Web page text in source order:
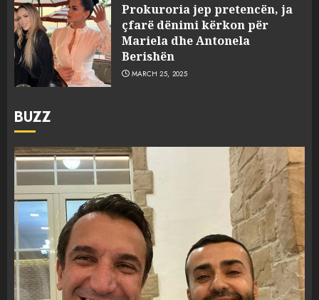
Prokuroria jep pretencën, ja
çfarë dënimi kërkon për
Mariela dhe Antonela
Berishën
MARCH 25, 2025
BUZZ